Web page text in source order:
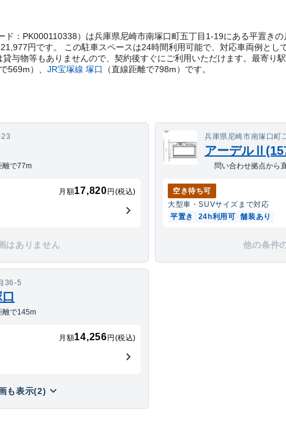
ド：PK000110338）は兵庫県尼崎市南塚口町五丁目1-19にある平置き
円です。 この駐車スペースは24時間利用可能で、対応車両例とし
与物等もありませんので、契約後すぐにご利用いただけます。 最寄り駅
569m） JR宝塚線 塚口 （直線距離で798m） です。
離で77m
月額17,820 円(税込)
はありません
兵庫県尼崎市南塚口町
アーデル
問い合わせ拠点から
空き待ち可
大型車・SUVサイズまで対応
平置き
24h利用可 舗装あり
他の条件
36-5
離で145m
月額14,256 円(税込)
も表示(2)